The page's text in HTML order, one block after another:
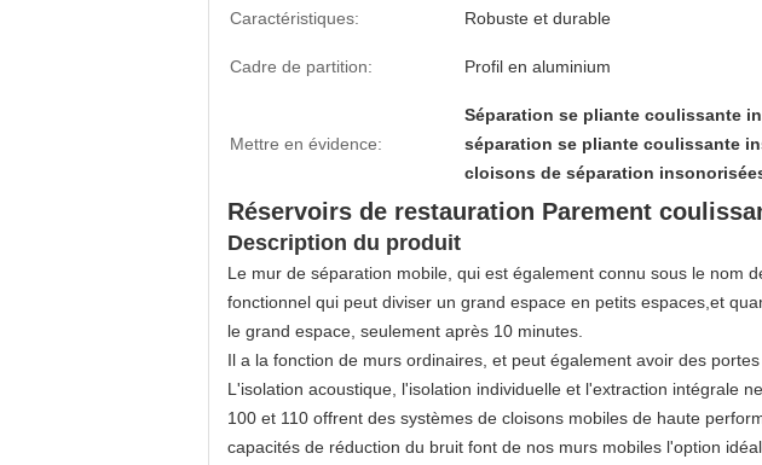
Caractéristiques: Robuste et durable
Cadre de partition: Profil en aluminium
Mettre en évidence:
Séparation se pliante coulissante
séparation se pliante coulissante
cloisons de séparation
Réservoirs de restauration Parement
Description du produit
Le mur de séparation mobile, qui est également connu sous le nom
fonctionnel qui peut diviser un grand espace en petits espaces,et
le grand espace, seulement après 10 minutes.
Il a la fonction de murs ordinaires, et peut également avoir des
L'isolation acoustique, l'isolation individuelle et l'extraction intégrale
100 et 110 offrent des systèmes de cloisons mobiles de haute
capacités de réduction du bruit font de nos murs mobiles l'option